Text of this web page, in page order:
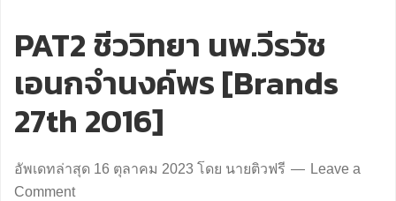
PAT2 ชีววิทยา นพ.วีรวัช
เอนกจำนงค์พร [Brands
27th 2016]
อัพเดทล่าสุด 16 ตุลาคม 2023 โดย นายติวฟรี
Leave a
Comment